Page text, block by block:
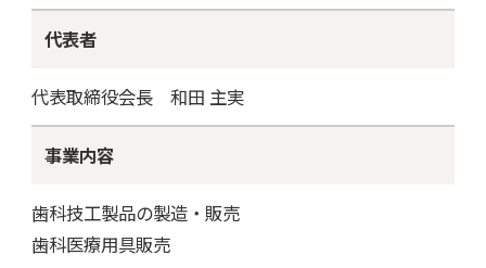
代表者
代表取締役会長 和田 主実
事業内容
歯科技工製品の製造・販売
歯科医療用具販売